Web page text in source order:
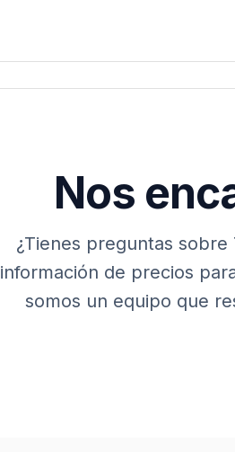
Nos
¿Tienes preguntas
información de precios
somos un equipo que